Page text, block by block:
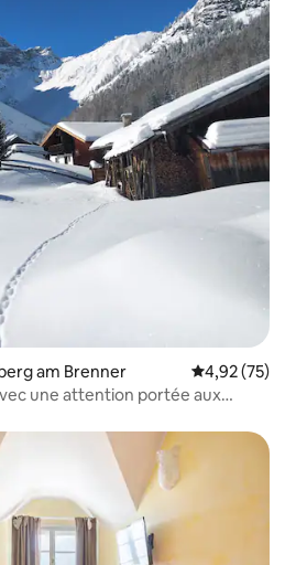
am Brenner Évaluation
4,92 (75)
une attention portée aux